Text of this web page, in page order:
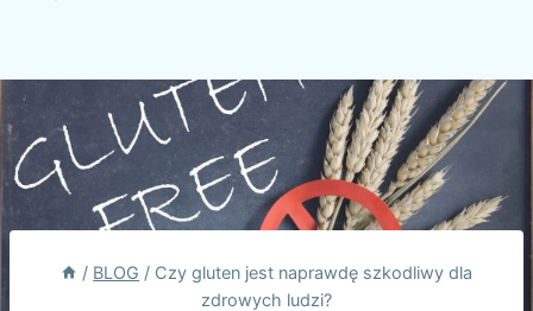
/ BLOG / Czy gluten jest naprawdę szkodliwy dla
zdrowych ludzi?